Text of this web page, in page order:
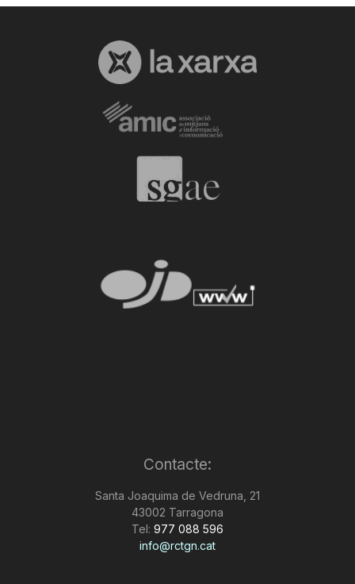
Contacte:
Santa Joaquima de Vedruna, 21
43002 Tarragona
Tel: 977 088 596
info@rctgn.cat